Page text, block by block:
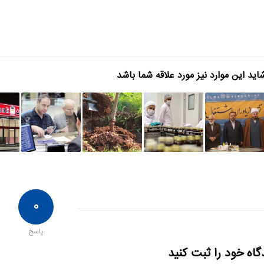
این موارد نیز مورد علاقه شما باشد
۰
پاسخ
خود را ثبت کنید